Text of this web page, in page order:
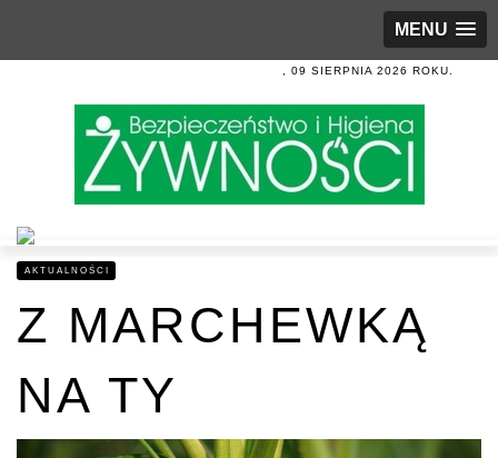
MENU
, 09 SIERPNIA 2026 ROKU.
AKTUALNOŚCI
Z MARCHEWKĄ
NA TY